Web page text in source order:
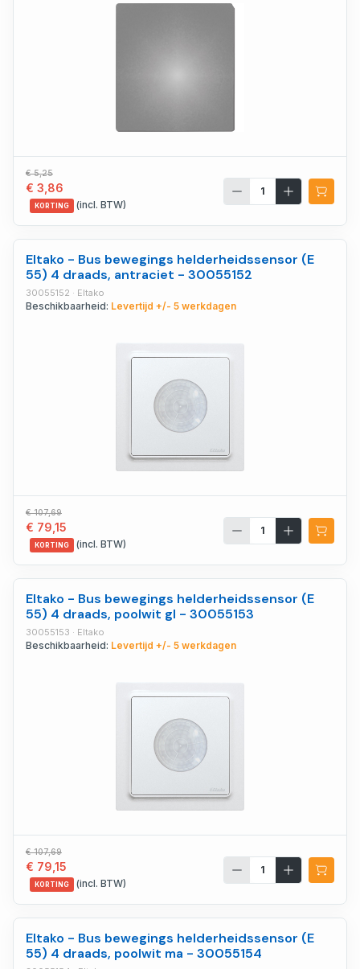
€ 5,25
€ 3,86
KORTING (incl. BTW)
Eltako - Bus bewegings helderheidssensor (E
55) 4 draads, antraciet - 30055152
30055152 · Eltako
Beschikbaarheid: Levertijd +/- 5 werkdagen
€ 107,69
€ 79,15
KORTING (incl. BTW)
Eltako - Bus bewegings helderheidssensor (E
55) 4 draads, poolwit gl - 30055153
30055153 · Eltako
Beschikbaarheid: Levertijd +/- 5 werkdagen
€ 107,69
€ 79,15
KORTING (incl. BTW)
Eltako - Bus bewegings helderheidssensor (E
55) 4 draads, poolwit ma - 30055154